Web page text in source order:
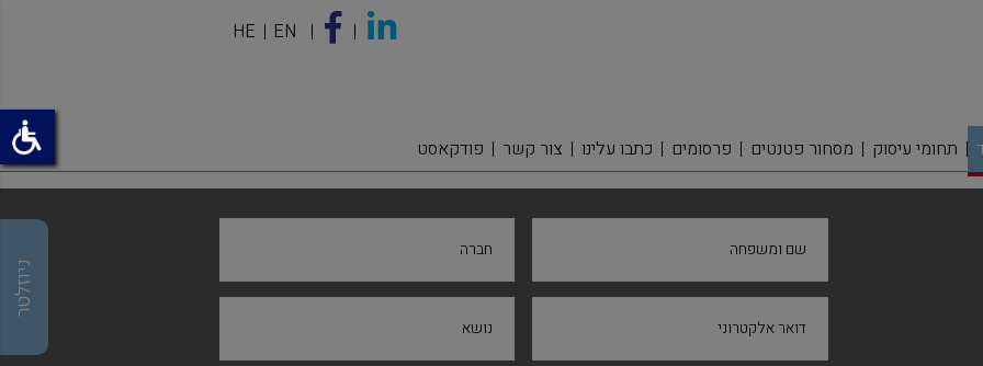
HE EN
תחומי עיסוק מסחור פטנטים פרסומים כתבו עלינו צור קשר פודקאסט
ניוזלטר
שם ומשפחה חברה
דואר אלקטרוני נושא